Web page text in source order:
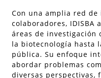
Con una amplia red de
colaboradores, IDISBA
áreas de investigación
la biotecnología hasta
pública. Su enfoque
abordar problemas
diversas perspectivas,